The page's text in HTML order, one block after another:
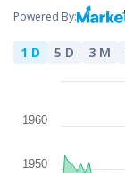
मार्केट
शेयर
न्यूज
Powered By:
1 D 5 D 3 M
1950
1960